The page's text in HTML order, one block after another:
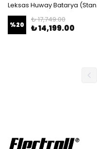
%20
₺ 17,749.00
₺ 14,199.00